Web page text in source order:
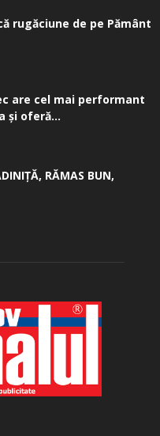
rugăciune de pe Pământ
are cel mai performant
și oferă...
­RĂMAS BUN,